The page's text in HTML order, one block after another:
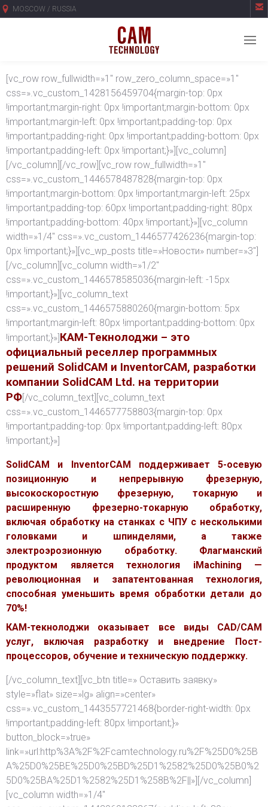
MOSCOW / RUSSIA 
[vc_row row_fullwidth=»1″ row_zero_column_space=»1″
css=».vc_custom_1428156459704{margin-top: 0px
!important;margin-right: 0px !important;margin-bottom: 0px
!important;margin-left: 0px !important;padding-top: 0px
!important;padding-right: 0px !important;padding-bottom: 0px
!important;padding-left: 0px !important;}»][vc_column]
[/vc_column][/vc_row][vc_row row_fullwidth=»1″
css=».vc_custom_1446578487828{margin-top: 0px
!important;margin-bottom: 0px !important;margin-left: 25px
!important;padding-top: 60px !important;padding-right: 80px
!important;padding-bottom: 40px !important;}»][vc_column
width=»1/4″ css=».vc_custom_1446577426236{margin-top:
0px !important;}»][vc_wp_posts title=»Новости» number=»3″]
[/vc_column][vc_column width=»1/2″
css=».vc_custom_1446578585036{margin-left: -15px
!important;}»][vc_column_text
css=».vc_custom_1446575880260{margin-bottom: 5px
!important;margin-left: 80px !important;padding-bottom: 0px
!important;}»]КАМ-Текнолоджи – это
официальный реселлер программных
решений SolidCAM и InventorCAM, разработки
компании SolidCAM Ltd. на территории
РФ[/vc_column_text][vc_column_text
css=».vc_custom_1446577758803{margin-top: 0px
!important;padding-top: 0px !important;padding-left: 80px
!important;}»]
SolidCAM и InventorCAM поддерживает 5-осевую
позиционную и непрерывную фрезерную,
высокоскоростную фрезерную, токарную и
расширенную фрезерно-токарную обработку,
включая обработку на станках с ЧПУ с несколькими
головками и шпинделями, а также
электроэрозионную обработку. Флагманский
продуктом является технология iMachining —
революционная и запатентованная технология,
способная уменьшить время обработки детали до
70%!
КАМ-текнолоджи оказывает все виды CAD/CAM
услуг, включая разработку и внедрение Пост-
процессоров, обучение и техническую поддержку.
[/vc_column_text][vc_btn title=» Оставить заявку»
style=»flat» size=»lg» align=»center»
css=».vc_custom_1443557721468{border-right-width: 0px
!important;padding-left: 80px !important;}»
button_block=»true»
link=»url:http%3A%2F%2Fcamtechnology.ru%2F%25D0%25B
A%25D0%25BE%25D0%25BD%25D1%2582%25D0%25B0%2
5D0%25BA%25D1%2582%25D1%258B%2F||»][/vc_column]
[vc_column width=»1/4″